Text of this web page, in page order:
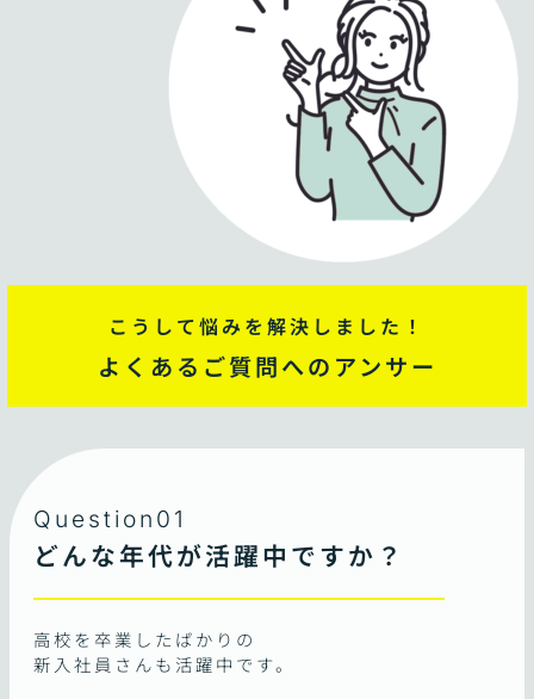
こうして悩みを解決しました！
よくあるご質問へのアンサー
Question01
どんな年代が活躍中ですか？
高校を卒業したばかりの
新入社員さんも活躍中です。